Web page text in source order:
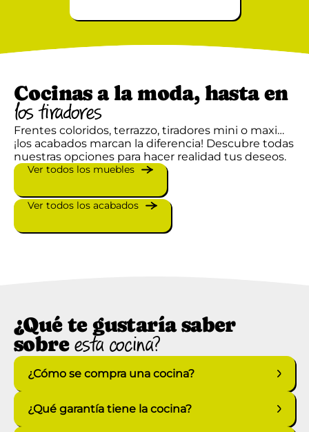
Cocinas a la moda, hasta en
los tiradores
Frentes coloridos, terrazzo, tiradores mini o maxi…
¡los acabados marcan la diferencia! Descubre todas
nuestras opciones para hacer realidad tus deseos.
Ver todos los muebles
Ver todos los acabados
¿Qué te gustaría saber
sobre esta cocina?
¿Cómo se compra una cocina?
¿Qué garantía tiene la cocina?